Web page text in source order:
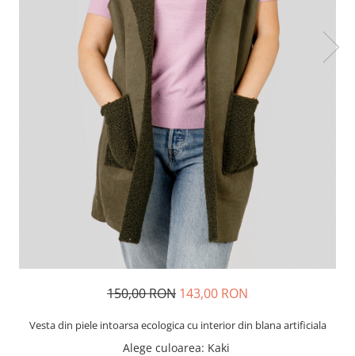
150,00 RON 143,00 RON
Vesta din piele intoarsa ecologica cu interior din blana artificiala
Alege culoarea: Kaki